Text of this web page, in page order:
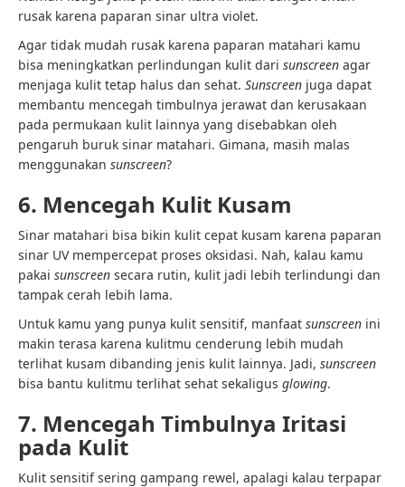
rusak karena paparan sinar ultra violet.
Agar tidak mudah rusak karena paparan matahari kamu
bisa meningkatkan perlindungan kulit dari sunscreen agar
menjaga kulit tetap halus dan sehat. Sunscreen juga dapat
membantu mencegah timbulnya jerawat dan kerusakaan
pada permukaan kulit lainnya yang disebabkan oleh
pengaruh buruk sinar matahari. Gimana, masih malas
menggunakan sunscreen?
6. Mencegah Kulit Kusam
Sinar matahari bisa bikin kulit cepat kusam karena paparan
sinar UV mempercepat proses oksidasi. Nah, kalau kamu
pakai sunscreen secara rutin, kulit jadi lebih terlindungi dan
tampak cerah lebih lama.
Untuk kamu yang punya kulit sensitif, manfaat sunscreen ini
makin terasa karena kulitmu cenderung lebih mudah
terlihat kusam dibanding jenis kulit lainnya. Jadi, sunscreen
bisa bantu kulitmu terlihat sehat sekaligus glowing.
7. Mencegah Timbulnya Iritasi
pada Kulit
Kulit sensitif sering gampang rewel, apalagi kalau terpapar